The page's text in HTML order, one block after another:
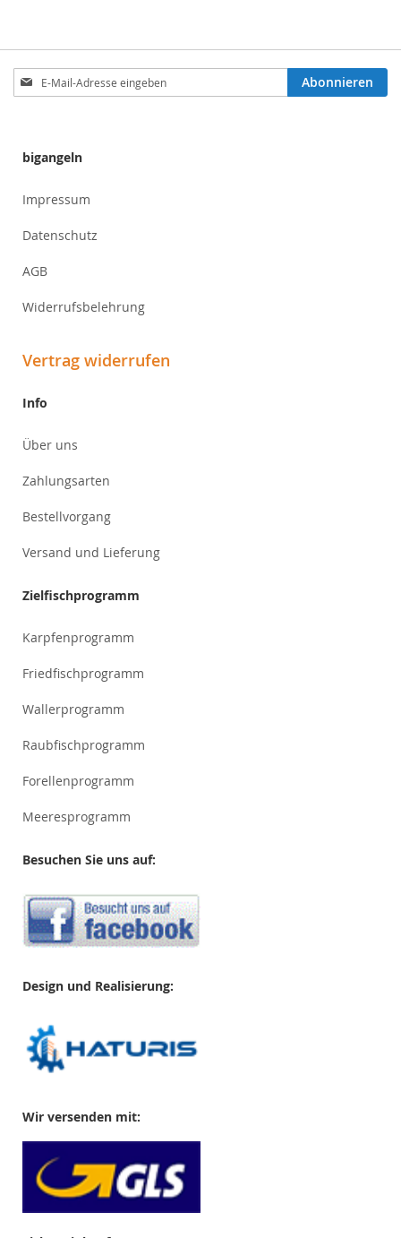
Anmeldung
zum
Abonnieren
bigangeln
Impressum
Datenschutz
AGB
Widerrufsbelehrung
Vertrag widerrufen
Info
Über uns
Zahlungsarten
Bestellvorgang
Versand und Lieferung
Zielfischprogramm
Karpfenprogramm
Friedfischprogramm
Wallerprogramm
Raubfischprogramm
Forellenprogramm
Meeresprogramm
Besuchen Sie uns auf:
Design und Realisierung:
Wir versenden mit: